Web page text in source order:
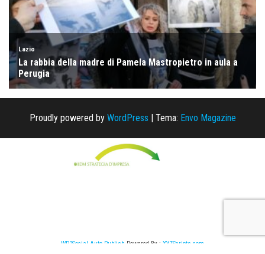
Proudly powered by WordPress | Tema: Envo Magazine
WP2Social Auto Publish Powered By : XYZScripts.com